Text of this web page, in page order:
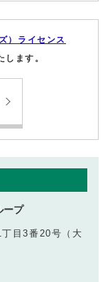
）ライセンス
します。
ープ
目3番20号（大